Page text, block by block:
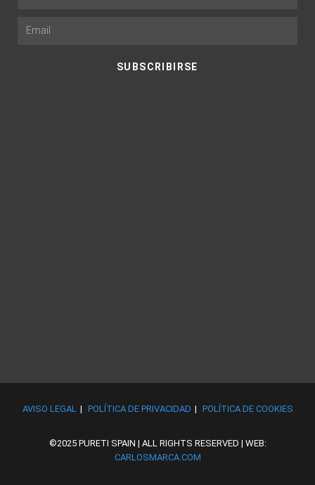
SUBSCRIBIRSE
AVISO LEGAL POLÍTICA DE PRIVACIDAD POLÍTICA DE COOKIES
©2025 PURETI SPAIN | ALL RIGHTS RESERVED | WEB:
CARLOSMARCA.COM